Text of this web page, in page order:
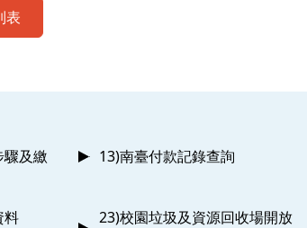
表
及繳
13)南臺付款記錄查詢
料
23)校園垃圾及資源回收場開放